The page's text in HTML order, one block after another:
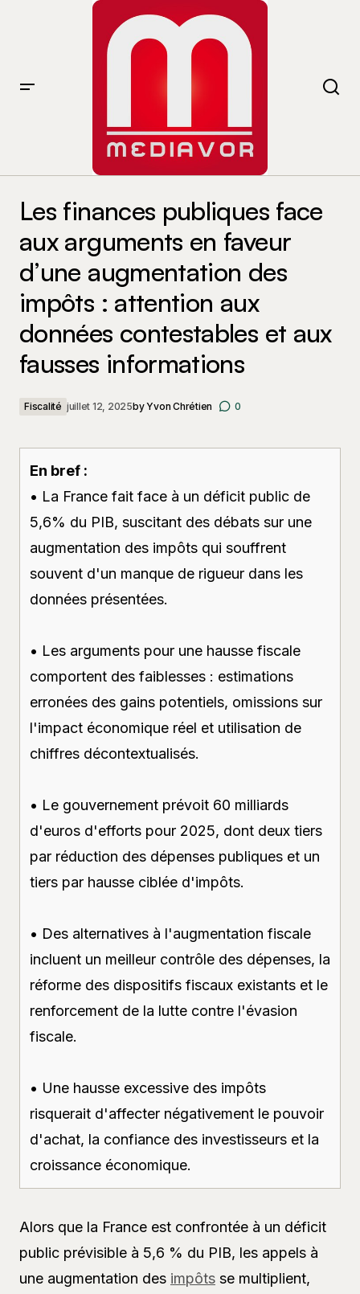
données contestables et aux fausses informations
Les finances publiques face
aux arguments en faveur
d’une augmentation des
impôts : attention aux
données contestables et aux
fausses informations
Fiscalité juillet 12, 2025byYvon Chrétien 0
En bref :
• La France fait face à un déficit public de
5,6% du PIB, suscitant des débats sur une
augmentation des impôts qui souffrent
souvent d'un manque de rigueur dans les
données présentées.
• Les arguments pour une hausse fiscale
comportent des faiblesses : estimations
erronées des gains potentiels, omissions sur
l'impact économique réel et utilisation de
chiffres décontextualisés.
• Le gouvernement prévoit 60 milliards
d'euros d'efforts pour 2025, dont deux tiers
par réduction des dépenses publiques et un
tiers par hausse ciblée d'impôts.
• Des alternatives à l'augmentation fiscale
incluent un meilleur contrôle des dépenses, la
réforme des dispositifs fiscaux existants et le
renforcement de la lutte contre l'évasion
fiscale.
• Une hausse excessive des impôts
risquerait d'affecter négativement le pouvoir
d'achat, la confiance des investisseurs et la
croissance économique.
Alors que la France est confrontée à un déficit
public prévisible à 5,6 % du PIB, les appels à
une augmentation des impôts se multiplient,